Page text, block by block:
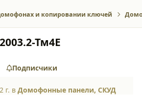
и копировании ключей
Тм4E
Подписчики
г. вДомофонные панели, СКУД